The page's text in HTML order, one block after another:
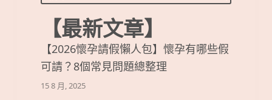
【最新文章】
【2026懷孕請假懶人包】懷孕有哪些假
可請？8個常見問題總整理
15 8 月, 2025